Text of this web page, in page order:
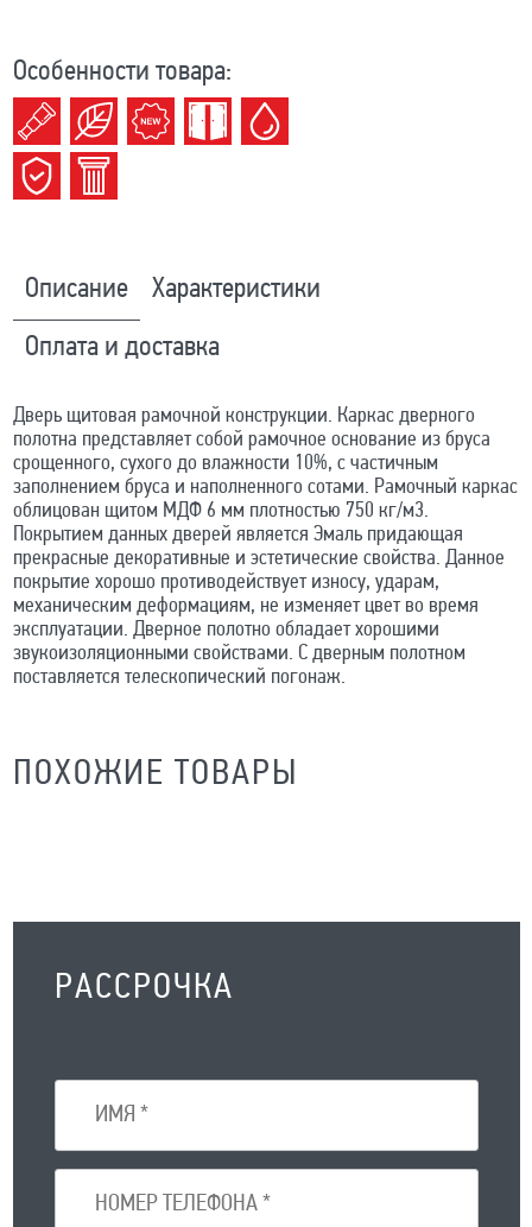
Особенности товара:
Описание Характеристики
Оплата и доставка
Дверь щитовая рамочной конструкции. Каркас дверного
полотна представляет собой рамочное основание из бруса
срощенного, сухого до влажности 10%, с частичным
заполнением бруса и наполненного сотами. Рамочный каркас
облицован щитом МДФ 6 мм плотностью 750 кг/м3.
Покрытием данных дверей является Эмаль придающая
прекрасные декоративные и эстетические свойства. Данное
покрытие хорошо противодействует износу, ударам,
механическим деформациям, не изменяет цвет во время
эксплуатации. Дверное полотно обладает хорошими
звукоизоляционными свойствами. С дверным полотном
поставляется телескопический погонаж.
ПОХОЖИЕ ТОВАРЫ
РАССРОЧКА